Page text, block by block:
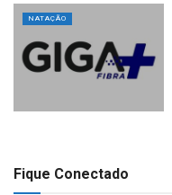
NATAÇÃO
Fique Conectado